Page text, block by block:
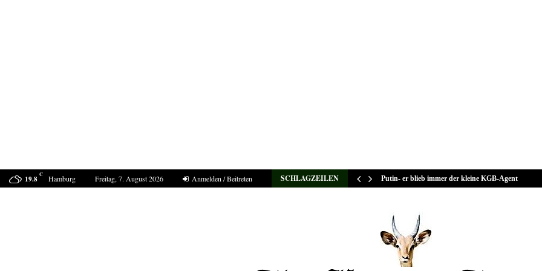
19.8 C Hamburg Freitag, 7. August 2026 Anmelden / Beitreten SCHLAGZEILEN
ProDogRomania e.V. weist die moralische Schuld dem… Putin- er blieb immer der kleine KGB-Agent